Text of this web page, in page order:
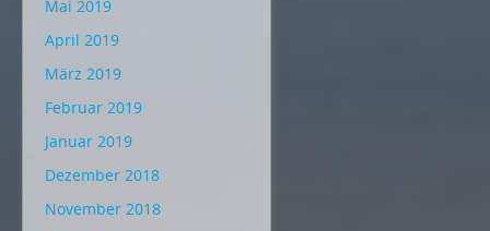
Mai 2019
April 2019
März 2019
Februar 2019
Januar 2019
Dezember 2018
November 2018